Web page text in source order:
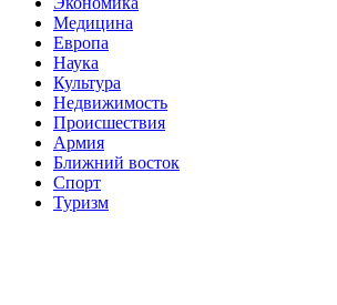
Медицина
Европа
Наука
Культура
Недвижимость
Происшествия
Армия
Ближний восток
Спорт
Туризм